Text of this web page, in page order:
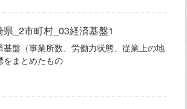
_2市町村_03経済基盤1
基盤（事業所数、労働力状態、従業上の地
をまとめたもの